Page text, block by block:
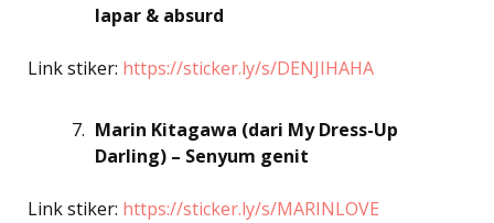
lapar & absurd
Link stiker: https://sticker.ly/s/DENJIHAHA
Marin Kitagawa (dari My Dress-Up
Darling) – Senyum genit
Link stiker: https://sticker.ly/s/MARINLOVE